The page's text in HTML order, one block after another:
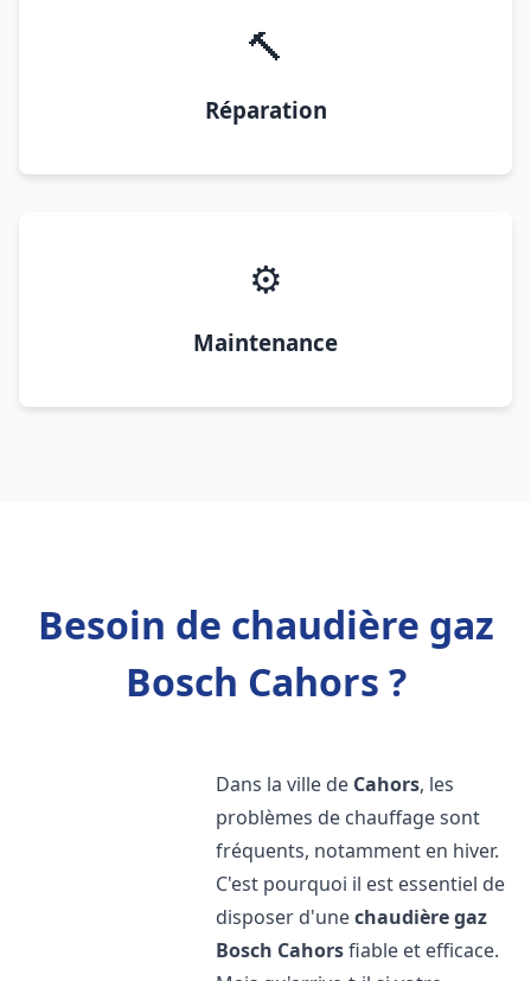
🔨
Réparation
⚙️
Maintenance
Besoin de chaudière gaz
Bosch Cahors ?
Dans la ville de Cahors, les
problèmes de chauffage sont
fréquents, notamment en hiver.
C'est pourquoi il est essentiel de
disposer d'unechaudière gaz
Bosch Cahorsfiable et efficace.